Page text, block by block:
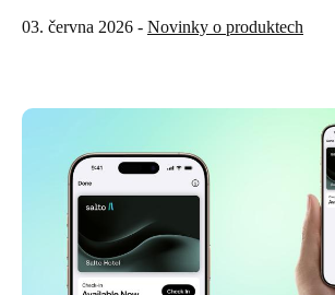
Czech Republic|čeština
Deutsch
Switzerland
Français
United Kingdom
English
03. června 2026 - Novinky o produktech